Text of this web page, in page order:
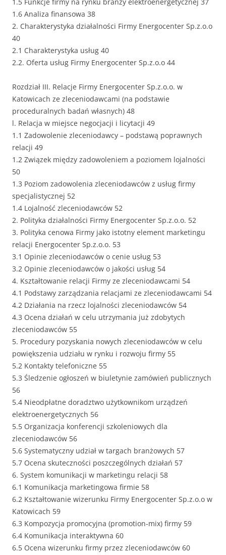
1.6 Analiza finansowa 38
2. Charakterystyka działalności Firmy Energocenter Sp.z.o.o
40
2.1 Charakterystyka usług 40
2.2. Oferta usług Firmy Energocenter Sp.z.o.o 44
Rozdział III. Relacje Firmy Energocenter Sp.z.o.o. w
Katowicach ze zleceniodawcami (na podstawie
proceduralnych badań własnych) 48
l. Relacja w miejsce negocjacji i licytacji 49
1.1 Zadowolenie zleceniodawcy – podstawą poprawnych
relacji 49
1.2 Związek między zadowoleniem a poziomem lojalności
50
1.3 Poziom zadowolenia zleceniodawców z usług firmy
specjalistycznej 52
1.4 Lojalność zleceniodawców 52
2. Polityka działalności Firmy Energocenter Sp.z.o.o. 52
3. Polityka cenowa Firmy jako istotny element marketingu
relacji Energocenter Sp.z.o.o. 53
3.1 Opinie zleceniodawców o cenie usług 53
3.2 Opinie zleceniodawców o jakości usług 54
4. Kształtowanie relacji Firmy ze zleceniodawcami 54
4.1 Podstawy zarządzania relacjami ze zleceniodawcami 54
4.2 Działania na rzecz lojalności zleceniodawców 54
4.3 Ocena działań w celu utrzymania już zdobytych
zleceniodawców 55
5. Procedury pozyskania nowych zleceniodawców w celu
powiększenia udziału w rynku i rozwoju firmy 55
5.2 Kontakty telefoniczne 55
5.3 Śledzenie ogłoszeń w biuletynie zamówień publicznych
56
5.4 Nieodpłatne doradztwo użytkownikom urządzeń
elektroenergetycznych 56
5.5 Organizacja konferencji szkoleniowych dla
zleceniodawców 56
5.6 Systematyczny udział w targach branżowych 57
5.7 Ocena skuteczności poszczególnych działań 57
6. System komunikacji w marketingu relacji 58
6.1 Komunikacja marketingowa firmie 58
6.2 Kształtowanie wizerunku Firmy Energocenter Sp.z.o.o w
Katowicach 59
6.3 Kompozycja promocyjna (promotion-mix) firmy 59
6.4 Komunikacja interaktywna 60
6.5 Ocena wizerunku firmy przez zleceniodawców 60